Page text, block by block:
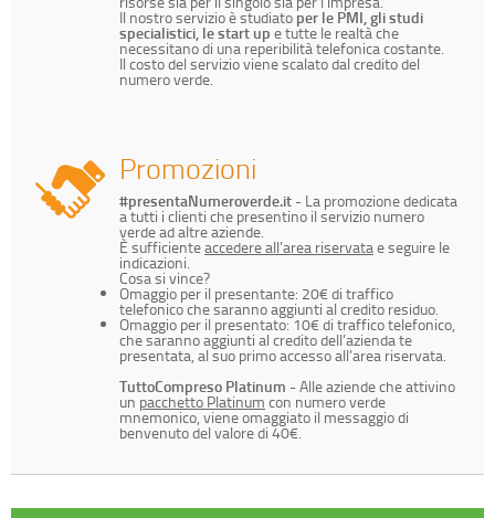
Il nostro servizio è studiato per le PMI, gli studi
specialistici, le start up e tutte le realtà che
necessitano di una reperibilità telefonica costante.
Il costo del servizio viene scalato dal credito del
numero verde.
Promozioni
#presentaNumeroverde.it - La promozione dedicata
a tutti i clienti che presentino il servizio numero
verde ad altre aziende.
È sufficienteaccedere all’area riservatae seguire le
indicazioni.
Cosa si vince?
Omaggio per il presentante: 20€ di traffico
telefonico che saranno aggiunti al credito residuo.
Omaggio per il presentato: 10€ di traffico telefonico,
che saranno aggiunti al credito dell’azienda te
presentata, al suo primo accesso all’area riservata.
TuttoCompreso Platinum - Alle aziende che attivino
un pacchetto Platinum con numero verde
mnemonico, viene omaggiato il messaggio di
benvenuto del valore di 40€.